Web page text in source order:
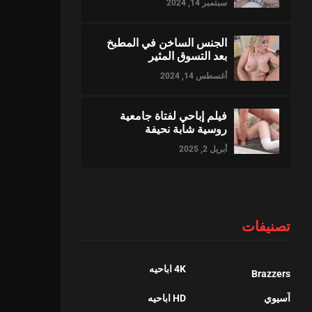
سبتمبر 14, 2024
الجنس الساخن في المطبخ
بعد التسوق المثير
أغسطس 14, 2024
فيلم إباحي لفتاة جامعية
روسية شابة نحيفة
أبريل 2, 2025
تصنيفات
4K اباحيه Brazzers
HD اباحيه آسيوي